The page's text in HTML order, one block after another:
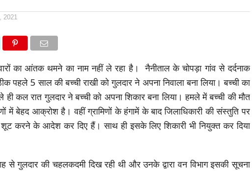
2021
का आंतक थमने का नाम नहीं ले रहा है। नैनीताल के चोपड़ा गांव से दर्दनाक
पहले 5 साल की बच्ची राखी को गुलदार ने अपना निवाला बना लिया। बच्ची का
कल रात गुलदार ने बच्ची को अपना शिकार बना लिया। हमले में बच्ची की मौत
में बेहद आक्रोश है। वहीं ग्रामिणों के हंगामें के बाद जिलाधिकारी की संस्तुति पर
करने के आदेश कर दिए हैं। साथ ही इसके लिए शिकारी भी नियुक्त कर दिया
से गुलदार की चहलकदमी दिख रही थी और उनके द्वारा वन विभाग इसकी सूचना